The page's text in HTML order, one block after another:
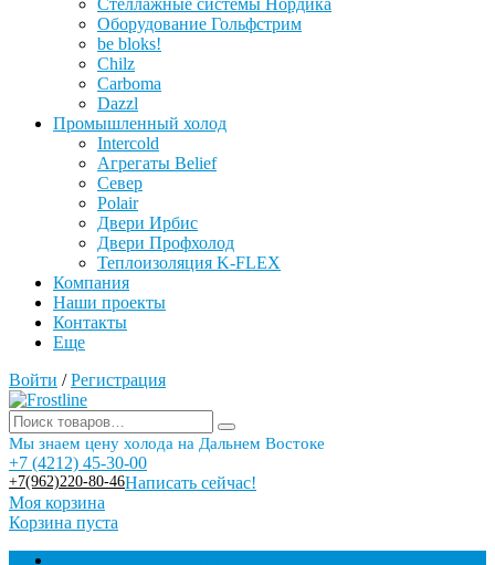
Стеллажные системы Нордика
Оборудование Гольфстрим
be bloks!
Chilz
Carboma
Dazzl
Промышленный холод
Intercold
Агрегаты Belief
Север
Polair
Двери Ирбис
Двери Профхолод
Теплоизоляция K-FLEX
Компания
Наши проекты
Контакты
Еще
Войти / Регистрация
Мы знаем цену холода на Дальнем Востоке
+7 (4212) 45-30-00
+7(962)220-80-46Написать сейчас!
Моя корзина
Корзина пуста